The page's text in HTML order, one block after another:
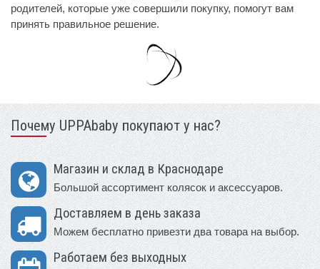
родителей, которые уже совершили покупку, помогут вам
принять правильное решение.
Почему UPPAbaby покупают у нас?
Магазин и склад в Краснодаре
Большой ассортимент колясок и аксессуаров.
Доставляем в день заказа
Можем бесплатно привезти два товара на выбор.
Работаем без выходных